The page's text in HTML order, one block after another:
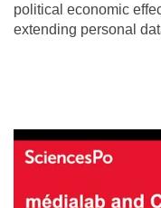
political economic
extending personal